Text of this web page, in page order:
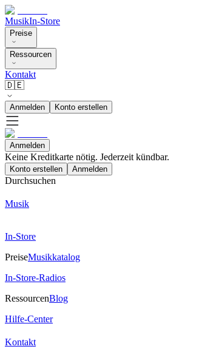
MusikIn-Store
Preise
Ressourcen
Kontakt
🇩🇪
Anmelden Konto erstellen
Anmelden
Keine Kreditkarte nötig. Jederzeit kündbar.
Konto erstellen Anmelden
Durchsuchen
Musik
In-Store
PreiseMusikkatalog
In-Store-Radios
RessourcenBlog
Hilfe-Center
Kontakt